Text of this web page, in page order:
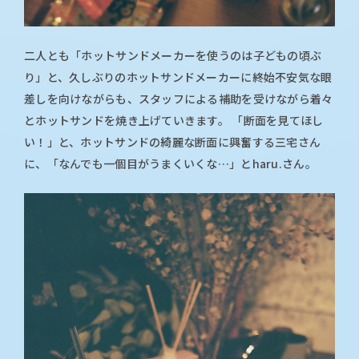
二人とも「ホットサンドメーカーを使うのは子どもの頃ぶ
り」と、久しぶりのホットサンドメーカーに終始不安気な眼
差しを向けながらも、スタッフによる補助を受けながら着々
とホットサンドを焼き上げていきます。 「断面を見てほし
い！」と、ホットサンドの綺麗な断面に興奮する三宅さん
に、「なんでも一個目がうまくいくな…」とharu.さん。